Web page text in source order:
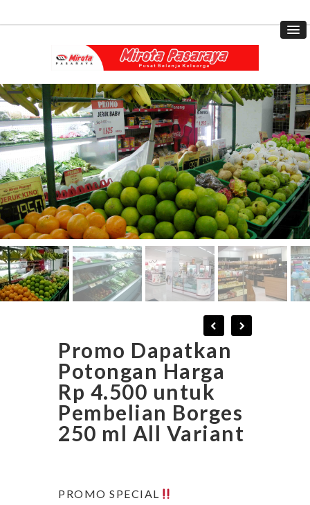
Promo Dapatkan
Potongan Harga
Rp 4.500 untuk
Pembelian Borges
250 ml All Variant
PROMO SPECIAL